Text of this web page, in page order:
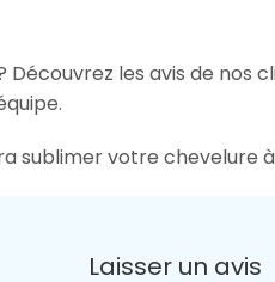
les avis de nos
sublimer votre chevelure à
Laisser un avis